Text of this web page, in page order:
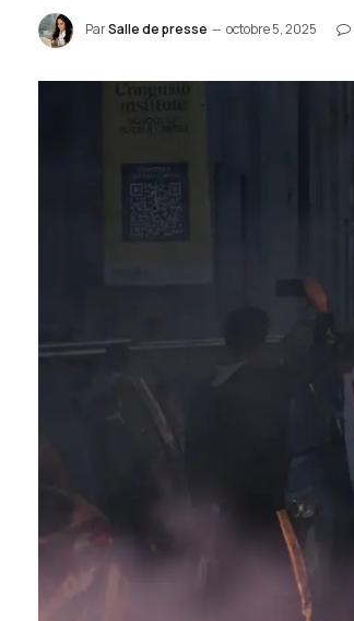
ParSalle de presse octobre 5, 2025